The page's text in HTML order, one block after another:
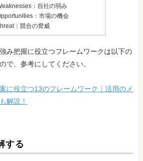
：自社の弱み
：市場の機会
：競合の脅威
み把握に役立つフレームワークは以下の
で、参考にしてください。
に役立つ13のフレームワーク｜活用のメ
解説！
する